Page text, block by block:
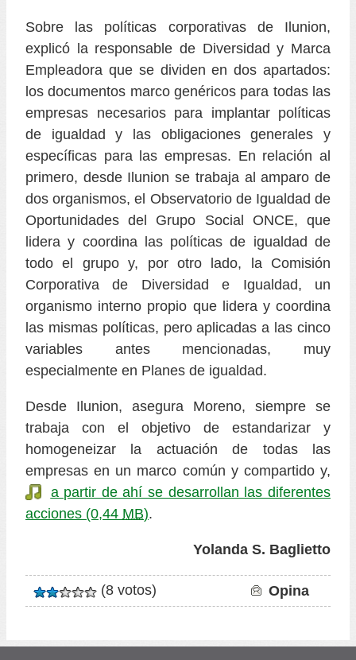
Sobre las políticas corporativas de Ilunion,
explicó la responsable de Diversidad y Marca
Empleadora que se dividen en dos apartados:
los documentos marco genéricos para todas las
empresas necesarios para implantar políticas
de igualdad y las obligaciones generales y
específicas para las empresas. En relación al
primero, desde Ilunion se trabaja al amparo de
dos organismos, el Observatorio de Igualdad de
Oportunidades del Grupo Social ONCE, que
lidera y coordina las políticas de igualdad de
todo el grupo y, por otro lado, la Comisión
Corporativa de Diversidad e Igualdad, un
organismo interno propio que lidera y coordina
las mismas políticas, pero aplicadas a las cinco
variables antes mencionadas, muy
especialmente en Planes de igualdad.
Desde Ilunion, asegura Moreno, siempre se
trabaja con el objetivo de estandarizar y
homogeneizar la actuación de todas las
empresas en un marco común y compartido y,
a partir de ahí se desarrollan las diferentes
acciones (0,44 MB).
Yolanda S. Baglietto
Valoración
un
(8 votos) Opina